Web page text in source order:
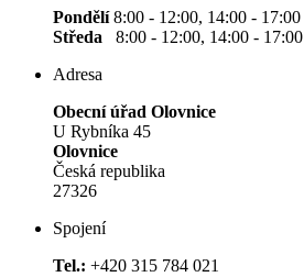
Pondělí8:00 - 12:00, 14:00 - 17:00
Středa 8:00 - 12:00, 14:00 - 17:00
Adresa
Obecní úřad Olovnice
U Rybníka 45
Olovnice
Česká republika
27326
Spojení
Tel.: +420 315 784 021